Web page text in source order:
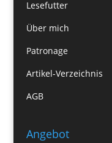
Lesefutter
Über mich
Patronage
Artikel-Verzeichnis
AGB
Angebot